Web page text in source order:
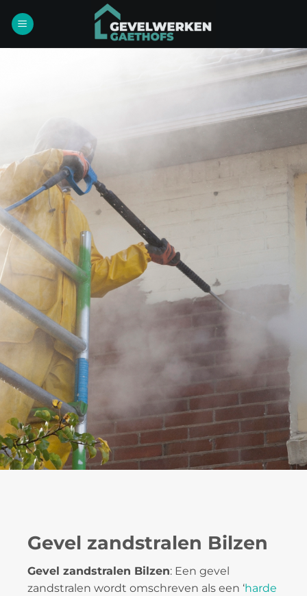
naar
Gevel zandstralen Bilzen
Gevel zandstralen Bilzen: Een gevel
zandstralen wordt omschreven als een ‘harde